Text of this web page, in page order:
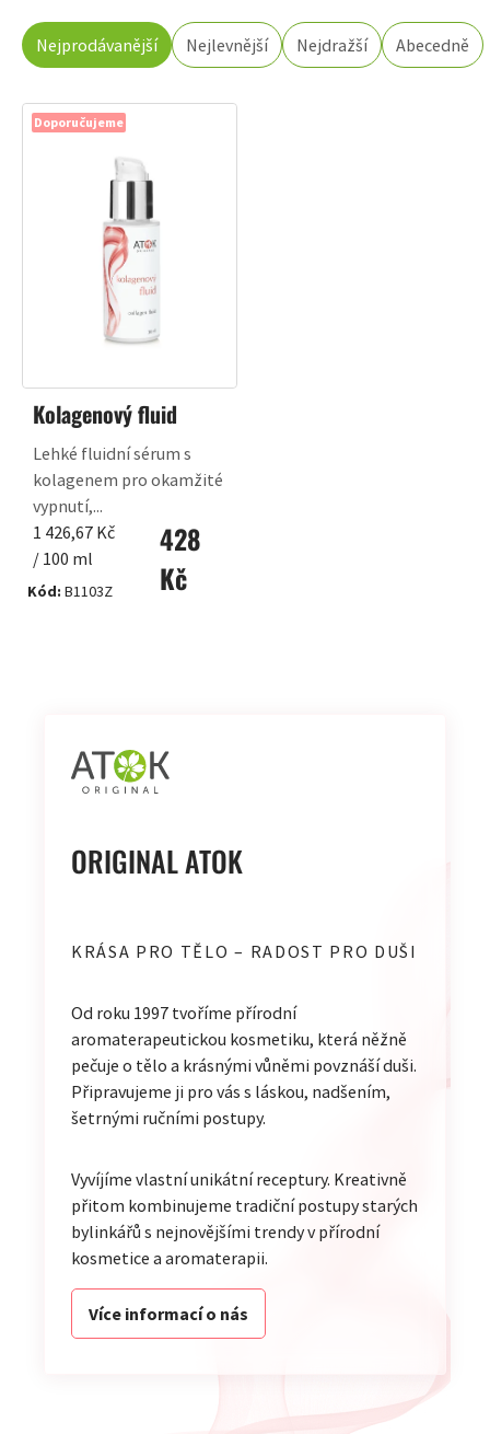
ŘAZENÍ
PRODUKTŮ
Nejprodávanější Nejlevnější Nejdražší Abecedně
Doporučujeme
Kolagenový fluid
428
Kč
Měrná
cena:
1 426,67 Kč
/ 100 ml
Lehké fluidní sérum s
kolagenem pro okamžité
vypnutí,...
Kód: B1103Z
ORIGINAL ATOK
KRÁSA PRO TĚLO – RADOST PRO DUŠI
Od roku 1997 tvoříme přírodní
aromaterapeutickou kosmetiku, která něžně
pečuje o tělo a krásnými vůněmi povznáší duši.
Připravujeme ji pro vás s láskou, nadšením,
šetrnými ručními postupy.
Vyvíjíme vlastní unikátní receptury. Kreativně
přitom kombinujeme tradiční postupy starých
bylinkářů s nejnovějšími trendy v přírodní
kosmetice a aromaterapii.
Více informací o nás